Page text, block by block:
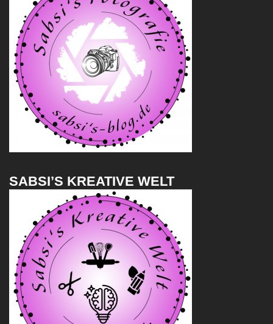
SABSI’S KREATIVE WELT